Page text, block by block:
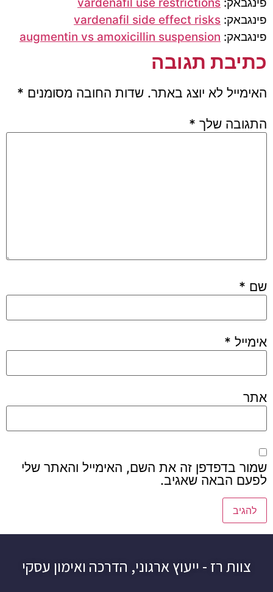
פינגבאק: vardenafil side effect risks
פינגבאק: augmentin vs amoxicillin suspension
כתיבת תגובה
האימייל לא יוצג באתר. שדות החובה מסומנים *
התגובה שלך *
שם *
אימייל *
אתר
שמור בדפדפן זה את השם, האימייל והאתר שלי
לפעם הבאה שאגיב.
צוות רז - ייעוץ ארגוני, הדרכה ואימון עסקי